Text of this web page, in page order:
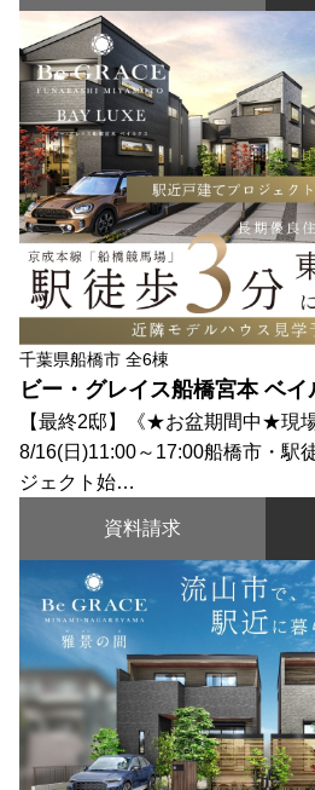
千葉県船橋市 全6棟
ビー・グレイス船橋宮本 ベイ
【最終2邸】《★お盆期間中★現
8/16(日)11:00～17:00船橋市・駅
ジェクト始…
資料請求